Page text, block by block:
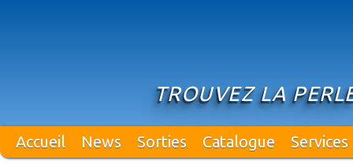
TROUVEZ LA
Accueil News Sorties Catalogue Services